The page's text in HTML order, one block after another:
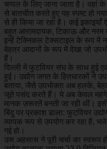
चप्पल के लिए जाना जाता है। वहां के
से बातचीत करते हुए यह स्पष्ट हो
से ही किया जा रहा है। कई इकाइयाँ
बहुत आरामदायक, टिकाऊ और नरम
इन्हें टेक्निकल टेक्सटाइल के रूप में
बेहतर आदानों के रूप में देखा जो
हैं।
दिल्ली में फुटवियर संघ के साथ हुई
हुई। उद्योग जगत के हितधारकों ने
बताया, जैसे उपभोक्ता अब हलके,
जूते पसंद करते हैं। ये अब केवल महंगे
मानक ज़रूरतें बनती जा रही थीं। इसी
बिंदु पर प्रकाश डाला: फुटवियर
व्यापक रूप से उपयोग कर रहा है,
गई हो।
उस अहसास ने पूरी चर्चा का स्वरूप